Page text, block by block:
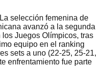
selección femenina de
avanzó a la segunda
Juegos Olímpicos, tras
equipo en el ranking
sets a uno (22-25, 25-21,
enfrentamiento fue parte